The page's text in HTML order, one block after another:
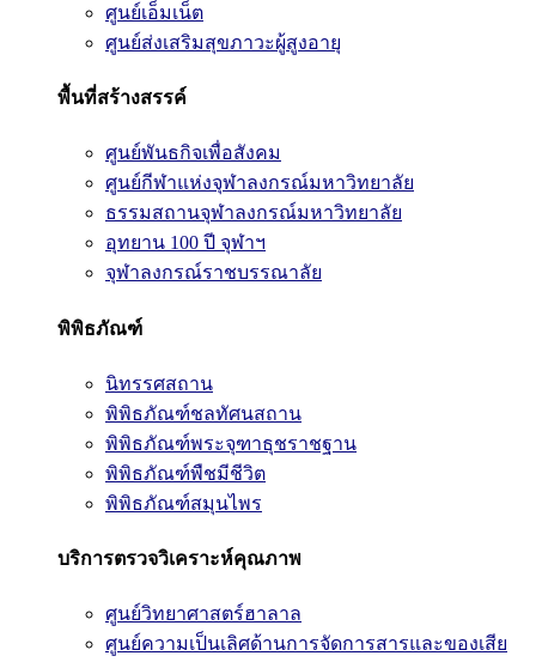
ศูนย์เอ็มเน็ต
ศูนย์ส่งเสริมสุขภาวะผู้สูงอายุ
พื้นที่สร้างสรรค์
ศูนย์พันธกิจเพื่อสังคม
ศูนย์กีฬาแห่งจุฬาลงกรณ์มหาวิทยาลัย
ธรรมสถานจุฬาลงกรณ์มหาวิทยาลัย
อุทยาน 100 ปี จุฬาฯ
จุฬาลงกรณ์ราชบรรณาลัย
พิพิธภัณฑ์
นิทรรศสถาน
พิพิธภัณฑ์ชลทัศนสถาน
พิพิธภัณฑ์พระจุฑาธุชราชฐาน
พิพิธภัณฑ์พืชมีชีวิต
พิพิธภัณฑ์สมุนไพร
บริการตรวจวิเคราะห์คุณภาพ
ศูนย์วิทยาศาสตร์ฮาลาล
ศูนย์ความเป็นเลิศด้านการจัดการสารและของเสีย